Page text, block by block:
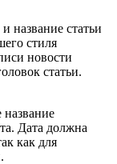
название статьи
стиля
новости
статьи.
название
Дата должна
как для